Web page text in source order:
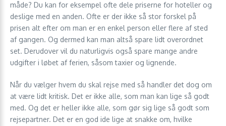
måde? Du kan for eksempel ofte dele priserne for hoteller og
deslige med en anden. Ofte er der ikke så stor forskel på
prisen alt efter om man er en enkel person eller flere af sted
af gangen. Og dermed kan man altså spare lidt overordnet
set. Derudover vil du naturligvis også spare mange andre
udgifter i løbet af ferien, såsom taxier og lignende.
Når du vælger hvem du skal rejse med så handler det dog om
at være lidt kritisk. Det er ikke alle, som man kan lige så godt
med. Og det er heller ikke alle, som gør sig lige så godt som
rejsepartner. Det er en god ide lige at snakke om, hvilke